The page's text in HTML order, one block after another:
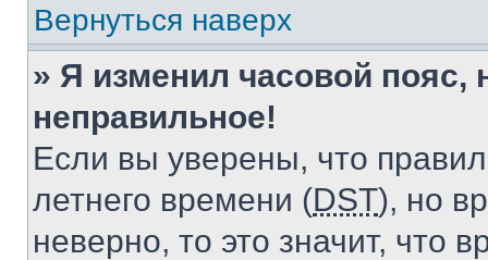
Вернуться наверх
» Я изменил часовой пояс,
неправильное!
Если вы уверены, что
летнего времени (DST), но
неверно, то это значит, что